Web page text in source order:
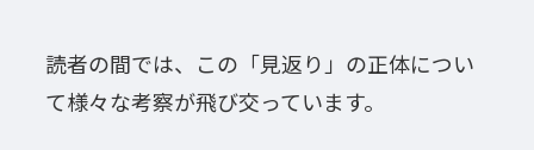
読者の間では、この「見返り」の正体につい
て様々な考察が飛び交っています。